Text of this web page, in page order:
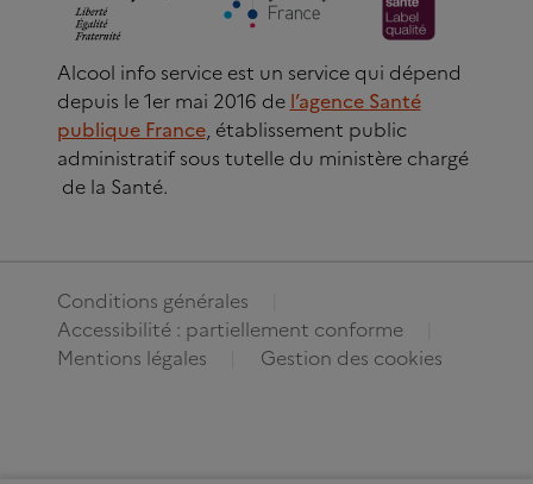
Alcool info service est un service qui dépend
depuis le 1er mai 2016 de l’agence Santé
publique France, établissement public
administratif sous tutelle du ministère chargé
de la Santé.
Conditions générales
Accessibilité : partiellement conforme
Mentions légales
Gestion des cookies